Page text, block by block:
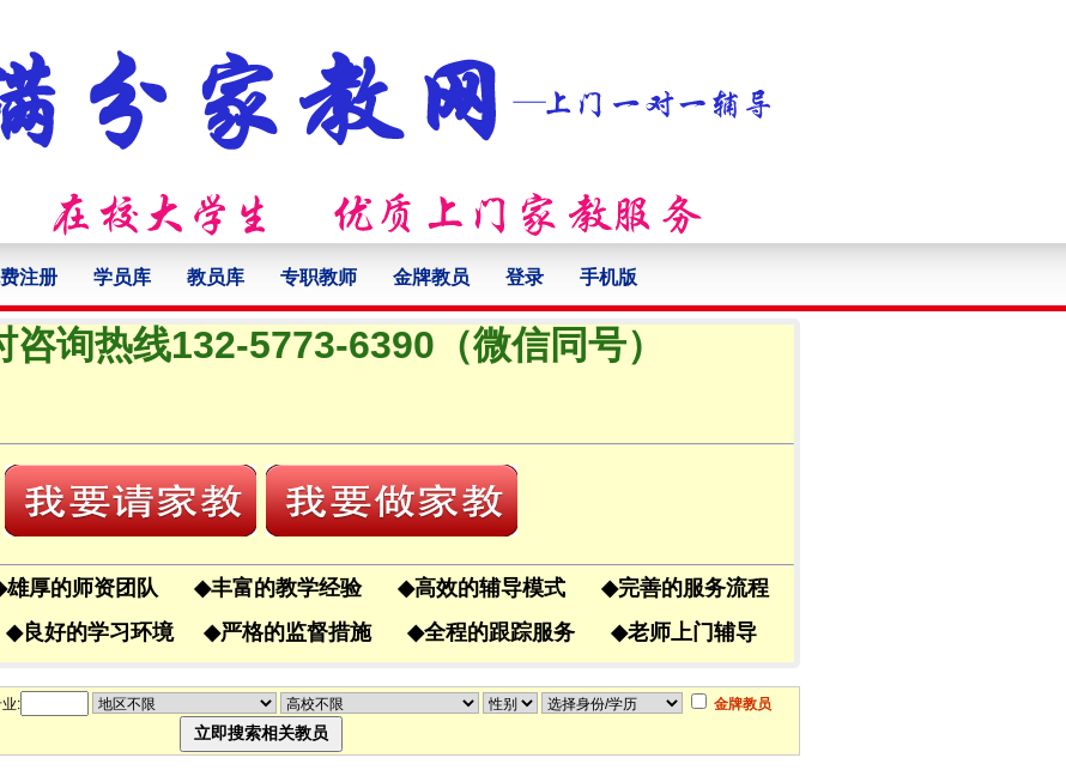
注册 学员库 教员库 专职教师 金牌教员 登录 手机版
咨询热线132-5773-6390（微信同号）
雄厚的师资团队 ◆丰富的教学经验 ◆高效的辅导模式 ◆完善的服务流程
◆良好的学习环境 ◆严格的监督措施 ◆全程的跟踪服务 ◆老师上门辅导
: 金牌教员